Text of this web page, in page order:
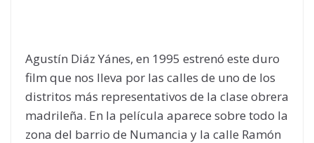
Agustín Diáz Yánes, en 1995 estrenó este duro
film que nos lleva por las calles de uno de los
distritos más representativos de la clase obrera
madrileña. En la película aparece sobre todo la
zona del barrio de Numancia y la calle Ramón